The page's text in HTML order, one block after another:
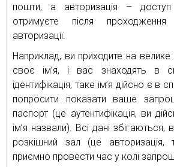
пошти, а авторизація –
отримуєте після проходження
авторизації.
Наприклад, ви приходите на велике
своє ім’я, і вас знаходять в
ідентифікація, таке ім’я дійсно є в
попросити показати ваше
паспорт (це аутентифікація, ви
ім’я назвали). Всі дані
розкішний зал (це
приємно провести час у колі